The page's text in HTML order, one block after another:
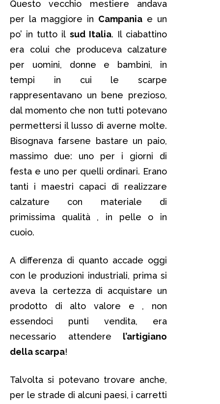
Questo vecchio mestiere andava
per la maggiore in Campania e un
po’ in tutto il sud Italia. Il ciabattino
era colui che produceva calzature
per uomini, donne e bambini, in
tempi in cui le scarpe
rappresentavano un bene prezioso,
dal momento che non tutti potevano
permettersi il lusso di averne molte.
Bisognava farsene bastare un paio,
massimo due: uno per i giorni di
festa e uno per quelli ordinari. Erano
tanti i maestri capaci di realizzare
calzature con materiale di
primissima qualità , in pelle o in
cuoio.
A differenza di quanto accade oggi
con le produzioni industriali, prima si
aveva la certezza di acquistare un
prodotto di alto valore e , non
essendoci punti vendita, era
necessario attendere l’artigiano
della scarpa!
Talvolta si potevano trovare anche,
per le strade di alcuni paesi, i carretti